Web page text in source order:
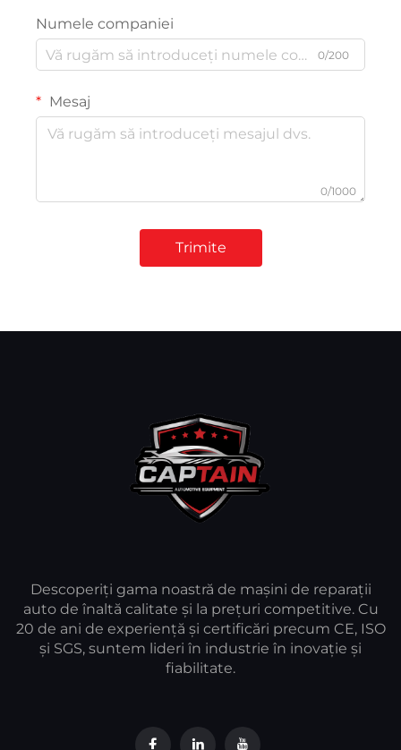
Numele companiei
0/200
Mesaj
0/1000
Trimite
Descoperiți gama noastră de mașini de reparații
auto de înaltă calitate și la prețuri competitive. Cu
20 de ani de experiență și certificări precum CE, ISO
și SGS, suntem lideri în industrie în inovație și
fiabilitate.